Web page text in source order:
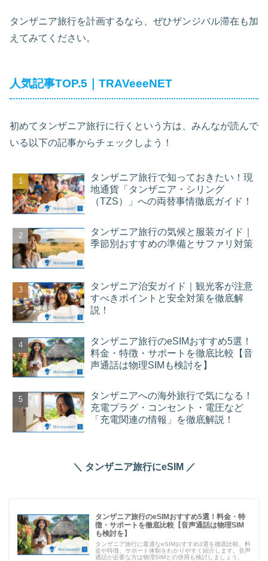
タンザニア旅行を計画するなら、ぜひザンジバル滞在も加
えてみてください。
人気記事TOP.5｜TRAVeeeNET
初めてタンザニア旅行に行くという方は、みんなが読んで
いる以下の記事からチェックしよう！
タンザニア旅行で知っておきたい！現
地通貨「タンザニア・シリング
（TZS）」への両替事情徹底ガイド！
タンザニア旅行の気候と服装ガイド｜
季節別おすすめの準備とサファリ対策
タンザニア治安ガイド｜観光客が注意
すべきポイントと安全対策を徹底解
説！
タンザニア旅行のeSIMおすすめ5選！
料金・特徴・サポートを徹底比較【音
声通話は物理SIMも検討を】
タンザニアへの海外旅行で気になる！
充電プラグ・コンセント・電圧など
「充電関連の情報」を徹底解説！
＼ タンザニア旅行にeSIM ／
タンザニア旅行のeSIMおすすめ5選！料金・特
徴・サポートを徹底比較【音声通話は物理SIM
も検討を】
タンザニア旅行に最適なeSIMおすすめ3選を徹底比較。料
金や特徴、サポート体制をわかりやすく紹介します。音声
通話が必要な方は物理SIMとの併用も検討しましょう。